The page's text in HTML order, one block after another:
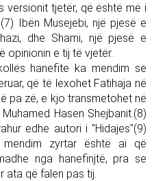
versionit tjetër, që është më i
Ibën Musejebi, një pjesë e
dhe Shami, një pjesë e
opinionin e tij të vjetër.
hanefite ka mendim se
që të lexohet Fatihaja në
pa zë, e kjo transmetohet në
Hasen Shejbanit.(8)
edhe autori i "Hidajes"(9)
zyrtar është ai që
nga hanefinjtë, pra se
ata që falen pas tij.